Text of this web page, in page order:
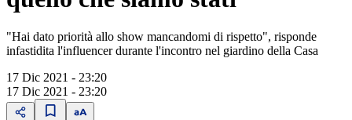
"Hai dato priorità allo show mancandomi di rispetto", risponde
infastidita l'influencer durante l'incontro nel giardino della Casa
17 Dic 2021 - 23:20
17 Dic 2021 - 23:20